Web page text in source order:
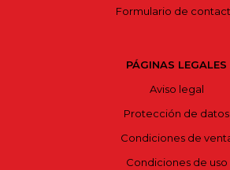
Formulario de
PÁGINAS LEGALES
Aviso legal
Protección de datos
Condiciones de
Condiciones de uso